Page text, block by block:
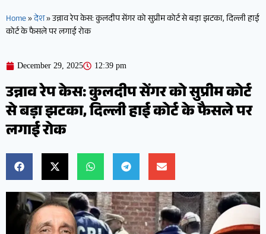
Home»देश»उन्नाव रेप केस: कुलदीप सेंगर को सुप्रीम कोर्ट से बड़ा झटका, दिल्ली हाई
कोर्ट के फैसले पर लगाई रोक
December 29, 2025 12:39 pm
उन्नाव रेप केस: कुलदीप सेंगर को सुप्रीम कोर्ट
से बड़ा झटका, दिल्ली हाई कोर्ट के फैसले पर
लगाई रोक